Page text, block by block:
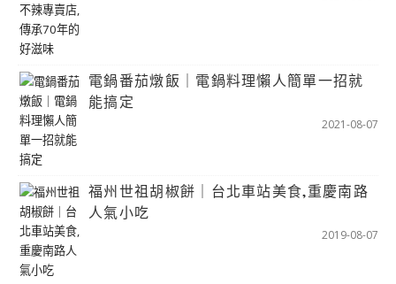
電鍋番茄燉飯｜電鍋料理懶人簡單一招就
能搞定
2021-08-07
福州世祖胡椒餅｜台北車站美食,重慶南路
人氣小吃
2019-08-07